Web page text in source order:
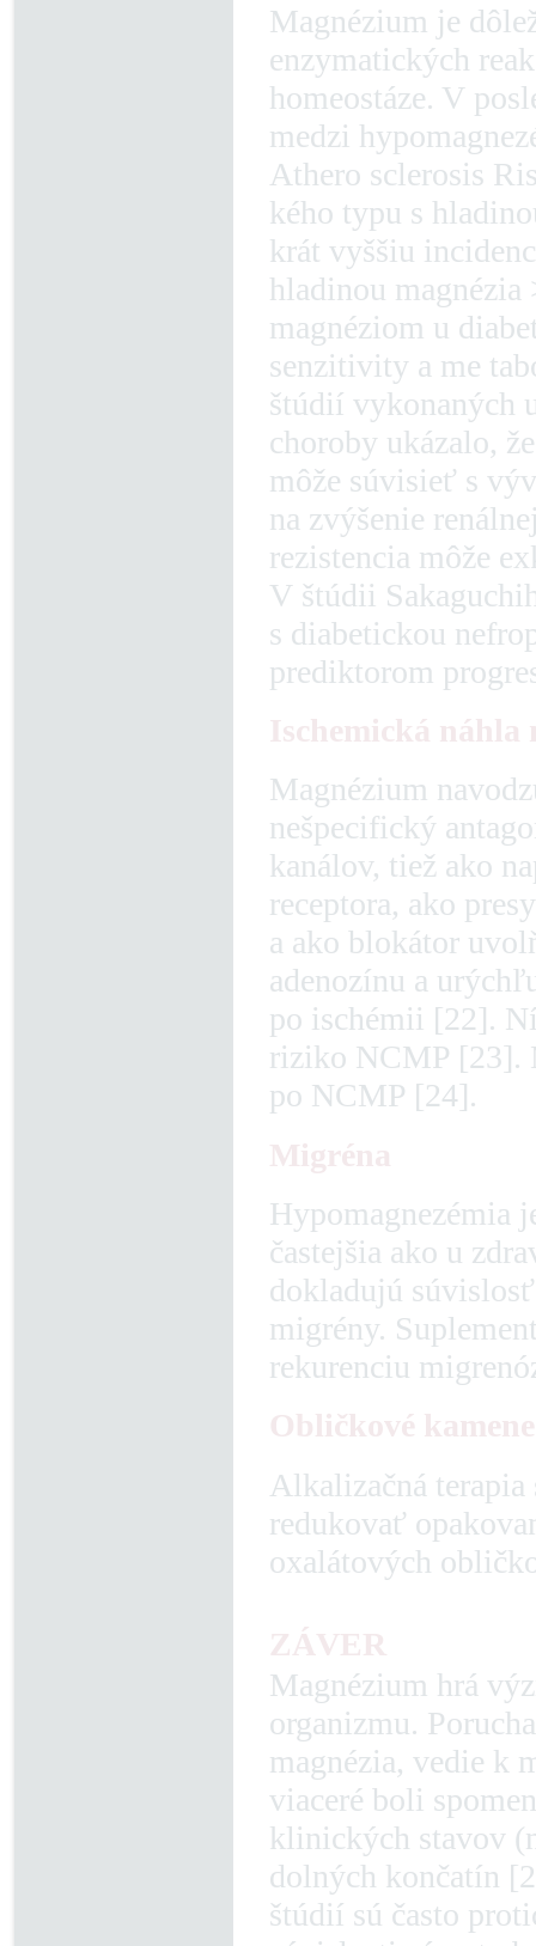
Magnézium je
enzymatických
homeostáze. V
medzi
Athero sclerosis
kého typu s
krát vyššiu
hladinou
magnéziom u
senzitivity a me
štúdií vykonaných
choroby ukázalo,
môže súvisieť s
na zvýšenie
rezistencia môže
V štúdii
s diabetickou
prediktorom
Magnézium
nešpecifický
kanálov, tiež ako
receptora, ako
a ako blokátor
adenozínu a
po ischémii [22].
riziko NCMP [23].
po NCMP [24].
Hypomagnezémia
častejšia ako u
dokladujú
migrény.
rekurenciu
Alkalizačná
redukovať
oxalátových
Magnézium hrá
organizmu.
magnézia, vedie k
viaceré boli
klinických stavov
dolných končatín
štúdií sú často